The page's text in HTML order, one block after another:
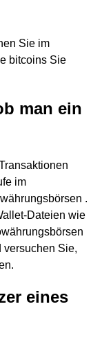
Sie im
bitcoins Sie
man ein
im
.
Dateien wie
Sie,
eines